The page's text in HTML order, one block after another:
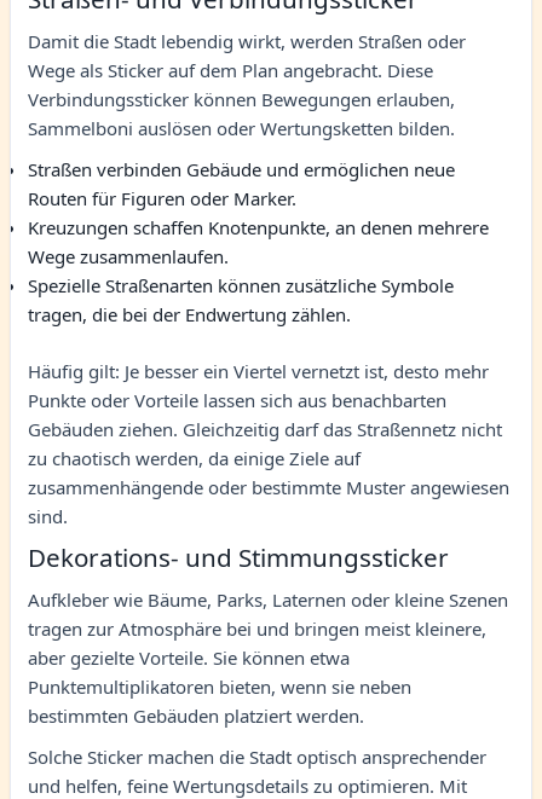
Damit die Stadt lebendig wirkt, werden Straßen oder
Wege als Sticker auf dem Plan angebracht. Diese
Verbindungssticker können Bewegungen erlauben,
Sammelboni auslösen oder Wertungsketten bilden.
Straßen verbinden Gebäude und ermöglichen neue
Routen für Figuren oder Marker.
Kreuzungen schaffen Knotenpunkte, an denen mehrere
Wege zusammenlaufen.
Spezielle Straßenarten können zusätzliche Symbole
tragen, die bei der Endwertung zählen.
Häufig gilt: Je besser ein Viertel vernetzt ist, desto mehr
Punkte oder Vorteile lassen sich aus benachbarten
Gebäuden ziehen. Gleichzeitig darf das Straßennetz nicht
zu chaotisch werden, da einige Ziele auf
zusammenhängende oder bestimmte Muster angewiesen
sind.
Dekorations- und Stimmungssticker
Aufkleber wie Bäume, Parks, Laternen oder kleine Szenen
tragen zur Atmosphäre bei und bringen meist kleinere,
aber gezielte Vorteile. Sie können etwa
Punktemultiplikatoren bieten, wenn sie neben
bestimmten Gebäuden platziert werden.
Solche Sticker machen die Stadt optisch ansprechender
und helfen, feine Wertungsdetails zu optimieren. Mit